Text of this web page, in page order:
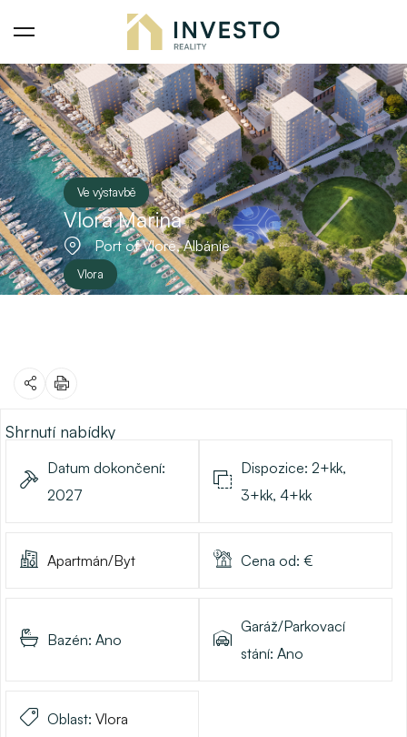
Ve výstavbě
Vlora Marina
Port of Vlorë, Albánie
Vlora
Shrnutí nabídky
Datum dokončení:
2027
Dispozice: 2+kk,
3+kk, 4+kk
Apartmán/Byt Cena od: €
Bazén: Ano
Garáž/Parkovací
stání: Ano
Oblast: Vlora